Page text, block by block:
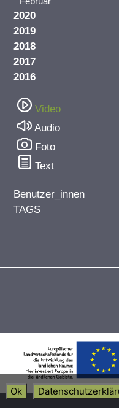
2020
2019
2018
2017
2016
Video
Audio
Foto
Text
Benutzer_innen
TAGS
Ok